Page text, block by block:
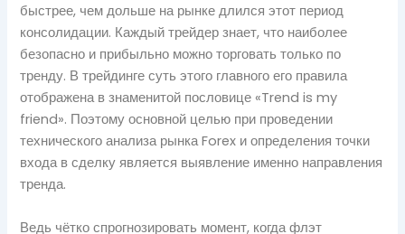
быстрее, чем дольше на рынке длился этот период
консолидации. Каждый трейдер знает, что наиболее
безопасно и прибыльно можно торговать только по
тренду. В трейдинге суть этого главного его правила
отображена в знаменитой пословице «Trend is my
friend». Поэтому основной целью при проведении
технического анализа рынка Forex и определения точки
входа в сделку является выявление именно направления
тренда.
Ведь чётко спрогнозировать момент, когда флэт